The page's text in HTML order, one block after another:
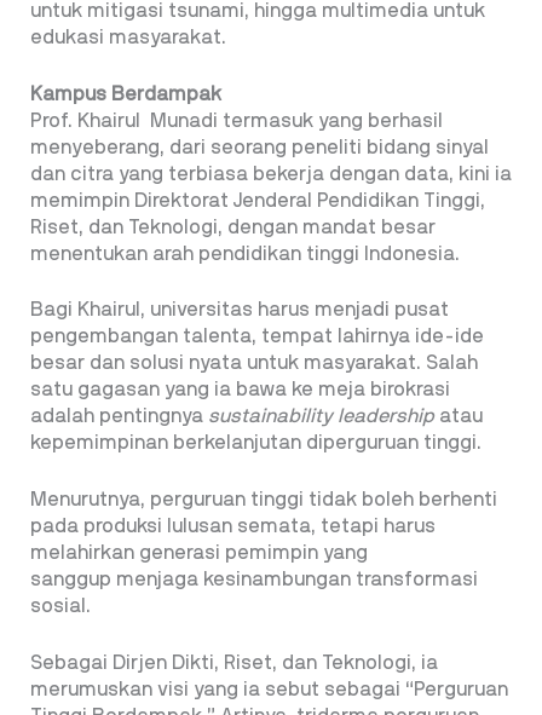
untuk mitigasi tsunami, hingga multimedia untuk
edukasi masyarakat.
Kampus Berdampak
Prof. Khairul Munadi termasuk yang berhasil
menyeberang, dari seorang peneliti bidang sinyal
dan citra yang terbiasa bekerja dengan data, kini ia
memimpin Direktorat Jenderal Pendidikan Tinggi,
Riset, dan Teknologi, dengan mandat besar
menentukan arah pendidikan tinggi Indonesia.
Bagi Khairul, universitas harus menjadi pusat
pengembangan talenta, tempat lahirnya ide-ide
besar dan solusi nyata untuk masyarakat. Salah
satu gagasan yang ia bawa ke meja birokrasi
adalah pentingnya sustainability leadershipatau
kepemimpinan berkelanjutan diperguruan tinggi.
Menurutnya, perguruan tinggi tidak boleh berhenti
pada produksi lulusan semata, tetapi harus
melahirkan generasi pemimpin yang
sanggup menjaga kesinambungan transformasi
sosial.
Sebagai Dirjen Dikti, Riset, dan Teknologi, ia
merumuskan visi yang ia sebut sebagai “Perguruan